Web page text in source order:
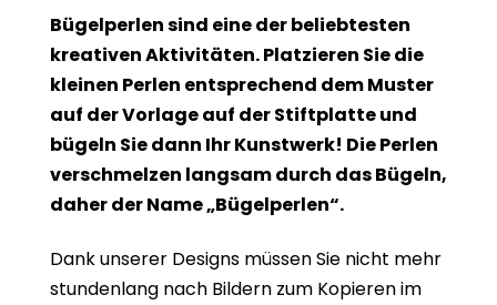
Bügelperlen sind eine der beliebtesten
kreativen Aktivitäten. Platzieren Sie die
kleinen Perlen entsprechend dem Muster
auf der Vorlage auf der Stiftplatte und
bügeln Sie dann Ihr Kunstwerk! Die Perlen
verschmelzen langsam durch das Bügeln,
daher der Name „Bügelperlen“.
Dank unserer Designs müssen Sie nicht mehr
stundenlang nach Bildern zum Kopieren im